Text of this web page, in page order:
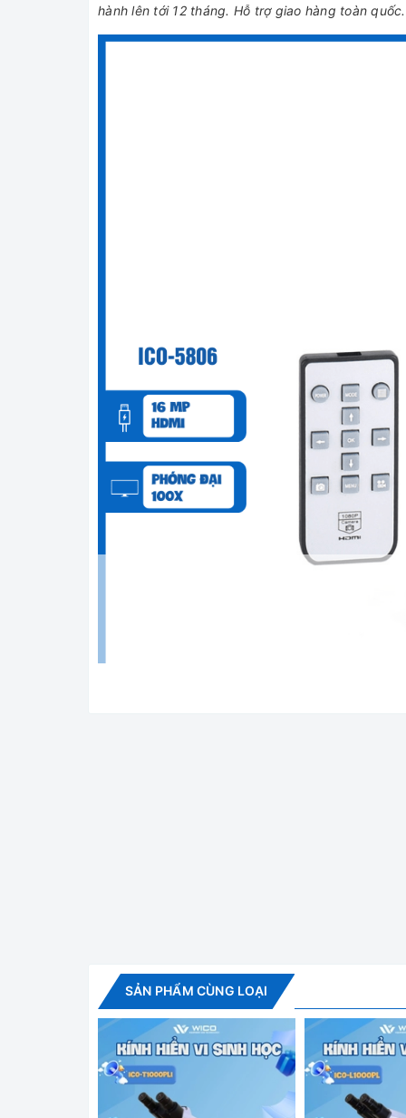
hành lên tới 12 tháng. Hỗ trợ giao hàng toàn quốc.
Định dạng video: MOV (cho thẻ TF)
Đầu ghi video: 1920 * 1080 @ 60FPS (dành cho
Độ phân giải video USB: 1920 * 1080 @ 30FPS
Cân bằng trắng: Tự động
SẢN PHẨM CÙNG LOẠI